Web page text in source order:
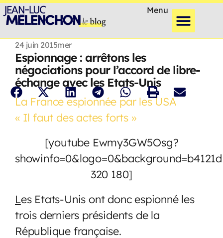
Menu
24 juin 2015mer
Espionnage : arrêtons les
négociations pour l’accord de libre-
échange avec les Etats-Unis
La France espionnée par les USA
« Il faut des actes forts »
[youtube Ewmy3GW5Osg?
showinfo=0&logo=0&background=b4121d
320 180]
Les Etats-Unis ont donc espionné les
trois derniers présidents de la
République française.